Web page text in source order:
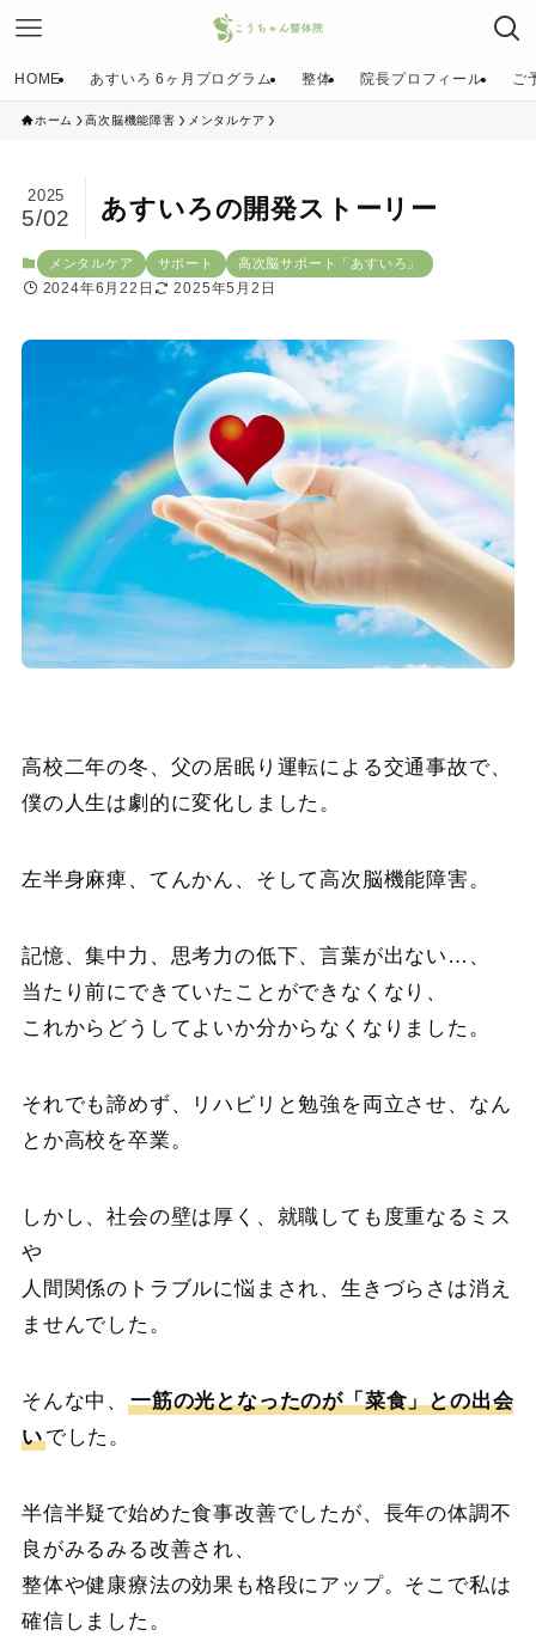
HOME あすいろ 6ヶ月プログラム 整体 院長プロフィール ご
ホーム 高次脳機能障害 メンタルケア
あすいろの開発ストーリー
2025
5/02
メンタルケア サポート 高次脳サポート「あすいろ」
2024年6月22日 2025年5月2日
高校二年の冬、父の居眠り運転による交通事故で、
僕の人生は劇的に変化しました。
左半身麻痺、てんかん、そして高次脳機能障害。
記憶、集中力、思考力の低下、言葉が出ない…、
当たり前にできていたことができなくなり、
これからどうしてよいか分からなくなりました。
それでも諦めず、リハビリと勉強を両立させ、なん
とか高校を卒業。
しかし、社会の壁は厚く、就職しても度重なるミス
や
人間関係のトラブルに悩まされ、生きづらさは消え
ませんでした。
そんな中、
一筋の光となったのが「菜食」との出会
いでした。
半信半疑で始めた食事改善でしたが、長年の体調不
良がみるみる改善され、
整体や健康療法の効果も格段にアップ。そこで私は
確信しました。